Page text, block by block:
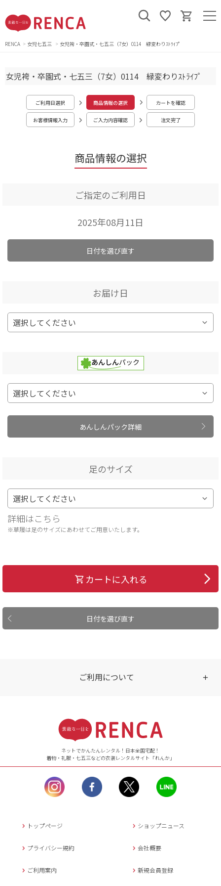
RENCA 女児七五三 女児袴・卒園式・七五三（7女）0114 緑変わりｽﾄﾗｲﾌﾟ
商品情報の選択
女児袴・卒園式・七五三（7女）0114 緑変わりｽﾄﾗｲﾌﾟ
ご利用日選択 商品情報の選択 カートを確認
お客様情報入力 ご入力内容確認 注文完了
ご指定のご利用日
2025年08月11日
日付を選び直す
お届け日
あんしんパック詳細
足のサイズ
詳細はこちら
※草履は足のサイズにあわせてご用意いたします。
日付を選び直す
カートに入れる
ご利用について
【ご注文（インターネット）】
24時間年中無休
【お問い合わせ窓口（メー
ル）】10:00~17:00
土曜日、日曜日、臨
時休業日を除く。
営業時間外にいただ
返信させていただきま
年末年始、大型連休
ネットでかんたんレンタル！日本全国宅配！
着物・礼服・七五三などの衣装レンタルサイト「れんか」
トップページ ショップニュース
プライバシー規約 会社概要
ご利用案内 新規会員登録